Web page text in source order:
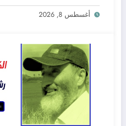
أغسطس 8, 2026